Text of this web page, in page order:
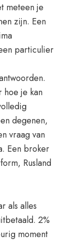
meteen je
zijn. Een
particulier
hoe je kan
degenen,
vraag van
Een broker
Rusland
als alles
2%
moment